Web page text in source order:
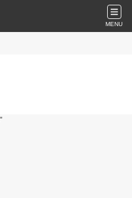
MENU